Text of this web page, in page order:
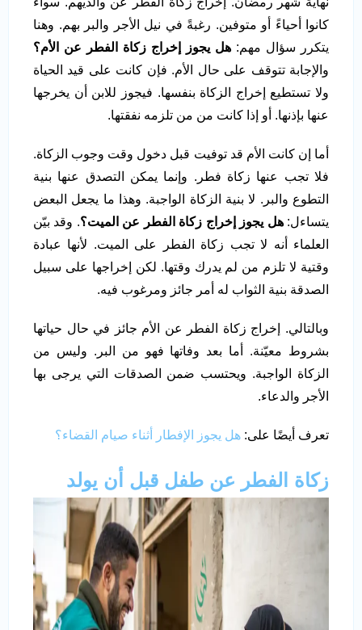
كانوا أحياءً أو متوفين. رغبةً في نيل الأجر والبر بهم. وهنا
يتكرر سؤال مهم: هل يجوز إخراج زكاة الفطر عن الأم؟
والإجابة تتوقف على حال الأم. فإن كانت على قيد الحياة
ولا تستطيع إخراج الزكاة بنفسها. فيجوز للابن أن يخرجها
عنها بإذنها. أو إذا كانت من من تلزمه نفقتها.
أما إن كانت الأم قد توفيت قبل دخول وقت وجوب الزكاة.
فلا تجب عنها زكاة فطر. وإنما يمكن التصدق عنها بنية
التطوع والبر. لا بنية الزكاة الواجبة. وهذا ما يجعل البعض
يتساءل:هل يجوز إخراج زكاة الفطر عن الميت؟. وقد بيّن
العلماء أنه لا تجب زكاة الفطر على الميت. لأنها عبادة
وقتية لا تلزم من لم يدرك وقتها. لكن إخراجها على سبيل
الصدقة بنية الثواب له أمر جائز ومرغوب فيه.
وبالتالي. إخراج زكاة الفطر عن الأم جائز في حال حياتها
بشروط معيّنة. أما بعد وفاتها فهو من البر. وليس من
الزكاة الواجبة. ويحتسب ضمن الصدقات التي يرجى بها
الأجر والدعاء.
تعرف أيضًا على: هل يجوز الإفطار أثناء صيام القضاء؟
زكاة الفطر عن طفل قبل أن يولد